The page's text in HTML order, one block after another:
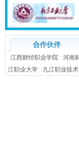
合作伙伴
江西财经职业学院 河南
江职业大学
九江职业技